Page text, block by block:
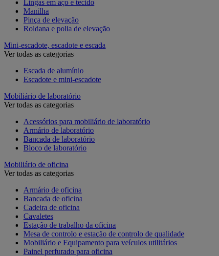
Lingas em aço e tecido
Manilha
Pinça de elevação
Roldana e polia de elevação
Mini-escadote, escadote e escada
Ver todas as categorias
Escada de alumínio
Escadote e mini-escadote
Mobiliário de laboratório
Ver todas as categorias
Acessórios para mobiliário de laboratório
Armário de laboratório
Bancada de laboratório
Bloco de laboratório
Mobiliário de oficina
Ver todas as categorias
Armário de oficina
Bancada de oficina
Cadeira de oficina
Cavaletes
Estação de trabalho da oficina
Mesa de controlo e estação de controlo de qualidade
Mobiliário e Equipamento para veículos utilitários
Painel perfurado para oficina